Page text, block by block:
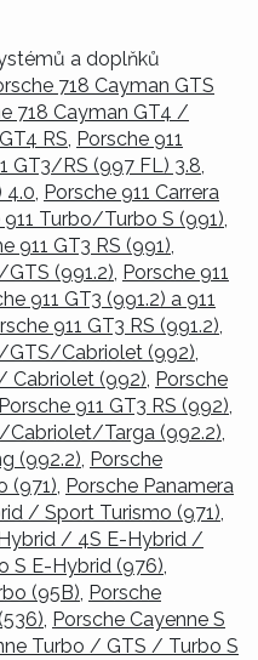
a doplňků
718 Cayman GTS
718 Cayman GT4 /
RS, Porsche 911
GT3/RS (997 FL) 3.8,
4.0, Porsche 911 Carrera
911 Turbo/Turbo S (991),
911 GT3 RS (991),
(991.2), Porsche 911
911 GT3 (991.2) a 911
911 GT3 RS (991.2),
GTS/Cabriolet (992),
Cabriolet (992), Porsche
Porsche 911 GT3 RS (992),
Targa (992.2),
(992.2), Porsche
(971), Porsche Panamera
/ Sport Turismo (971),
/ 4S E-Hybrid /
S E-Hybrid (976),
(95B), Porsche
, Porsche Cayenne S
Turbo / GTS / Turbo S